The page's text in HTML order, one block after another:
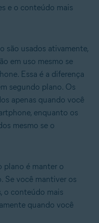
e o conteúdo mais
são usados ativamente,
em uso mesmo se
Essa é a diferença
segundo plano. Os
apenas quando você
enquanto os
mesmo se o
plano é manter o
Se você mantiver os
o conteúdo mais
quando você